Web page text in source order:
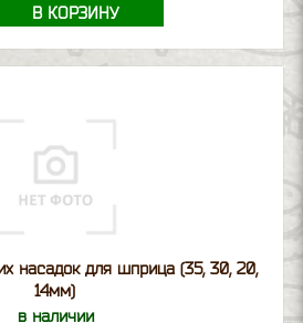
В КОРЗИНУ
насадок для шприца (35, 30, 20,
14мм)
в наличии